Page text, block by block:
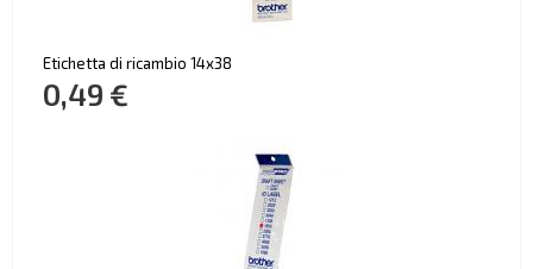
Etichetta di ricambio 14x38
0,49 €